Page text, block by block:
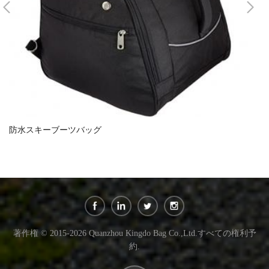
防水スキーブーツバッグ
著作権 © 2015-2026 Quanzhou Kingdo Bag Co.,Ltd.すべての権利予
約.